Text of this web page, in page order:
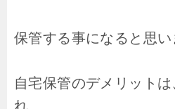
保管する事になると思い
自宅保管のデメリット
れ